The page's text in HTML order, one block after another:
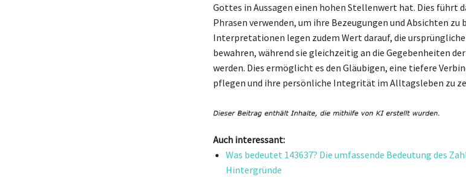
Gottes in Aussagen einen hohen Stellenwert hat. Dies führt
Phrasen verwenden, um ihre Bezeugungen und Absichten zu
Interpretationen legen zudem Wert darauf, die ursprüngliche
bewahren, während sie gleichzeitig an die Gegebenheiten
werden. Dies ermöglicht es den Gläubigen, eine tiefere
pflegen und ihre persönliche Integrität im Alltagsleben zu
Auch interessant:
Was bedeutet 143637? Die umfassende Bedeutung des
Hintergründe